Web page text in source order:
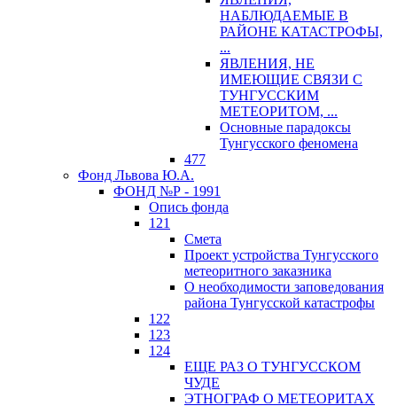
НАБЛЮДАЕМЫЕ В
РАЙОНЕ КАТАСТРОФЫ,
...
ЯВЛЕНИЯ, НЕ
ИМЕЮЩИЕ СВЯЗИ С
ТУНГУССКИМ
МЕТЕОРИТОМ, ...
Основные парадоксы
Тунгусского феномена
477
Фонд Львова Ю.А.
ФОНД №Р - 1991
Опись фонда
121
Смета
Проект устройства Тунгусского
метеоритного заказника
О необходимости заповедования
района Тунгусской катастрофы
122
123
124
ЕЩЕ РАЗ О ТУНГУССКОМ
ЧУДЕ
ЭТНОГРАФ О МЕТЕОРИТАХ